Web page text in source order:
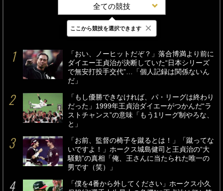
全ての競技
最新 24時間 週間
「おい、ノーヒットだぞ？」落合博満より前に
ダイエー王貞治が決断していた“日本シリーズ
で無安打投手交代”…「個人記録は関係ないん
だ」
「もし優勝できなければ、パ・リーグは終わり
だった」1999年王貞治ダイエーがつかんだ“ラ
ストチャンス”の意味「もう1リーグ制やろな、
と」
「お前、監督の椅子を蹴るとは！」「蹴ってな
いですよ！」ホークス城島健司と王貞治の“大
騒動”の真相「俺、王さんに当たられた唯一の
男です（笑）」
「僕を4番から外してください」ホークス小久
ここから競技を選択できます ×